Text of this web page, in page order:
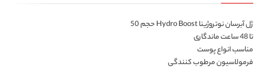
ژل آبرسان نوتروژینا Hydro Boost حجم 50
تا 48 ساعت ماندگاری
مناسب انواع پوست
فرمولاسیون مرطوب کنندگی